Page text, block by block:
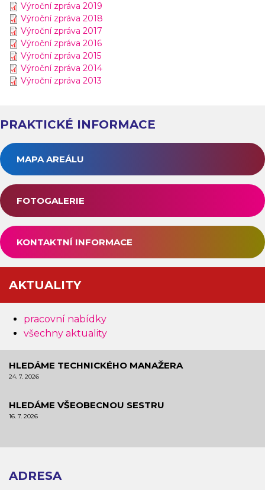
Výroční zpráva 2019
Výroční zpráva 2018
Výroční zpráva 2017
Výroční zpráva 2016
Výroční zpráva 2015
Výroční zpráva 2014
Výroční zpráva 2013
PRAKTICKÉ INFORMACE
MAPA AREÁLU
FOTOGALERIE
KONTAKTNÍ INFORMACE
AKTUALITY
pracovní nabídky
všechny aktuality
HLEDÁME TECHNICKÉHO MANAŽERA
24. 7. 2026
HLEDÁME VŠEOBECNOU SESTRU
16. 7. 2026
ADRESA